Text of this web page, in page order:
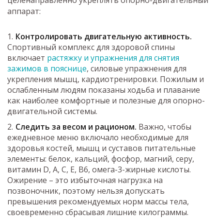
аппарат:
Контролировать двигательную активность.
Спортивный комплекс для здоровой спины
включает растяжку и упражнения для снятия
зажимов в пояснице, силовые упражнения для
укрепления мышц, кардиотренировки. Пожилым и
ослабленным людям показаны ходьба и плавание
как наиболее комфортные и полезные для опорно-
двигательной системы.
Следить за весом и рационом. Важно, чтобы
ежедневное меню включало необходимые для
здоровья костей, мышц и суставов питательные
элементы: белок, кальций, фосфор, магний, серу,
витамин D, A, C, E, B6, омега-3-жирные кислоты.
Ожирение – это избыточная нагрузка на
позвоночник, поэтому нельзя допускать
превышения рекомендуемых норм массы тела,
своевременно сбрасывая лишние килограммы.